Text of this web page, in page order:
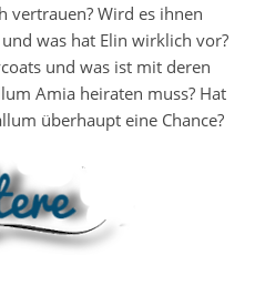
vertrauen? Wird es ihnen
was hat Elin wirklich vor?
und was ist mit deren
Amia heiraten muss? Hat
überhaupt eine Chance?